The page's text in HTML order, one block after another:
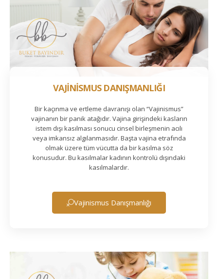
VAJİNİSMUS DANIŞMANLIĞI
Bir kaçınma ve ertleme davranışı olan “Vajinismus”
vajinanın bir panik atağıdır. Vajina girişindeki kasların
istem dışı kasılması sonucu cinsel birleşmenin acılı
veya imkansız algılanmasıdır. Başta vajina etrafında
olmak üzere tüm vücutta da bir kasılma söz
konusudur. Bu kasılmalar kadının kontrolü dışındaki
kasılmalardır.
Vajinismus Danışmanlığı